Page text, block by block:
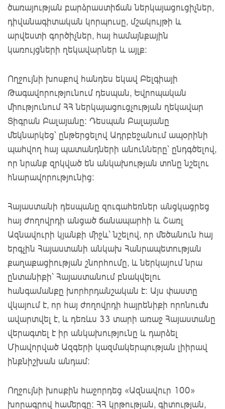
ծառայության բարձրաստիճան ներկայացուցիչներ,
դիվանագիտական կորպուսը, մշակույթի և
արվեստի գործիչներ, հայ համայնքային
կառույցների ղեկավարներ և այլք։
Ողջույնի խոսքով հանդես եկավ Բելգիայի
Թագավորությունում դեսպան, Եվրոպական
միությունում ՀՀ ներկայացուցչության ղեկավար
Տիգրան Բալայանը։ Դեսպան Բալայանը
մեկնարկեց՝ ընթերցելով Ադրբեջանում ապօրինի
պահվող հայ պատանդների անունները՝ ընդգծելով,
որ նրանք զրկված են անկախության տոնը նշելու
հնարավորությունից։
Հայաստանի դեսպանը զուգահեռներ անցկացրեց
հայ ժողովրդի անցած ճանապարհի և Շառլ
Ազնավուրի կյանքի միջև՝ նշելով, որ մեծանուն հայ
երգչին Հայաստանի անկախ Հանրապետության
քաղաքացիության շնորհումը, և ներկայում նրա
ընտանիքի՝ Հայաստանում բնակվելու
հանգամանքը խորհրդանշական է։ Այս փաստը
վկայում է, որ հայ ժողովրդի հայրենիքի որոնումն
ավարտվել է, և դեռևս 33 տարի առաջ Հայաստանը
վերագտել է իր անկախությունը և դարձել
Միավորված Ազգերի կազմակերպության լիիրավ
ինքնիշխան անդամ։
Ողջույնի խոսքին հաջորդեց «Ազնավուր 100»
խորագրով համերգը։ ՀՀ կրթության, գիտության,